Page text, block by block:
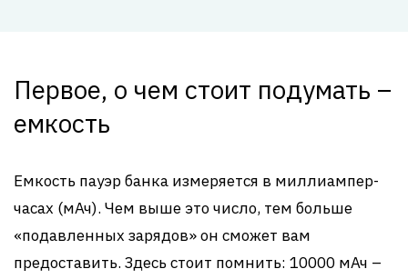
Первое, о чем стоит подумать –
емкость
Емкость пауэр банка измеряется в миллиампер-
часах (мАч). Чем выше это число, тем больше
«подавленных зарядов» он сможет вам
предоставить. Здесь стоит помнить: 10000 мАч –